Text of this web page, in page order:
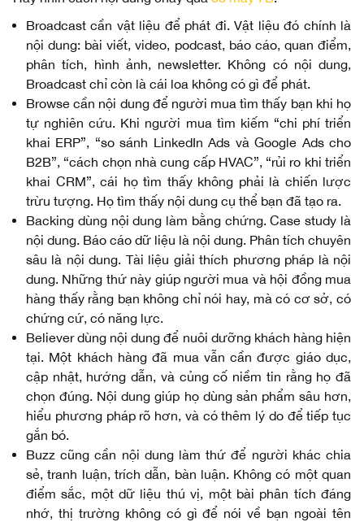
Broadcast cần vật liệu để phát đi. Vật liệu đó chính là
nội dung: bài viết, video, podcast, báo cáo, quan điểm,
phân tích, hình ảnh, newsletter. Không có nội dung,
Broadcast chỉ còn là cái loa không có gì để phát.
Browse cần nội dung để người mua tìm thấy bạn khi họ
tự nghiên cứu. Khi người mua tìm kiếm “chi phí triển
khai ERP”, “so sánh LinkedIn Ads và Google Ads cho
B2B”, “cách chọn nhà cung cấp HVAC”, “rủi ro khi triển
khai CRM”, cái họ tìm thấy không phải là chiến lược
trừu tượng. Họ tìm thấy nội dung cụ thể bạn đã tạo ra.
Backing dùng nội dung làm bằng chứng. Case study là
nội dung. Báo cáo dữ liệu là nội dung. Phân tích chuyên
sâu là nội dung. Tài liệu giải thích phương pháp là nội
dung. Những thứ này giúp người mua và hội đồng mua
hàng thấy rằng bạn không chỉ nói hay, mà có cơ sở, có
chứng cứ, có năng lực.
Believer dùng nội dung để nuôi dưỡng khách hàng hiện
tại. Một khách hàng đã mua vẫn cần được giáo dục,
cập nhật, hướng dẫn, và củng cố niềm tin rằng họ đã
chọn đúng. Nội dung giúp họ dùng sản phẩm sâu hơn,
hiểu phương pháp rõ hơn, và có thêm lý do để tiếp tục
gắn bó.
Buzz cũng cần nội dung làm thứ để người khác chia
sẻ, tranh luận, trích dẫn, bàn luận. Không có một quan
điểm sắc, một dữ liệu thú vị, một bài phân tích đáng
nhớ, thị trường không có gì để nói về bạn ngoài tên